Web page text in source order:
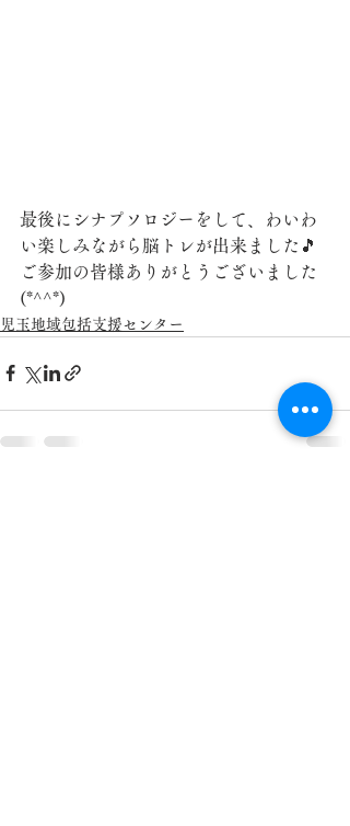
最後にシナプソロジーをして、わいわ
い楽しみながら脳トレが出来ました🎵
ご参加の皆様ありがとうございました
(*^^*)
児玉地域包括支援センター